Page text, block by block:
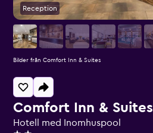
Comfort Inn & Suites
Hotell med Inomhuspool
Reception
Bilder från Comfort Inn & Suites